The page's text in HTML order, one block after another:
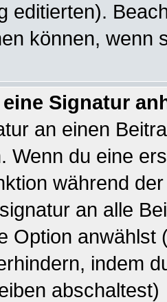
editierten).
können, wenn
Signatur
an einen
Wenn du eine
während
an alle
Option anwählst
indem
abschaltest)